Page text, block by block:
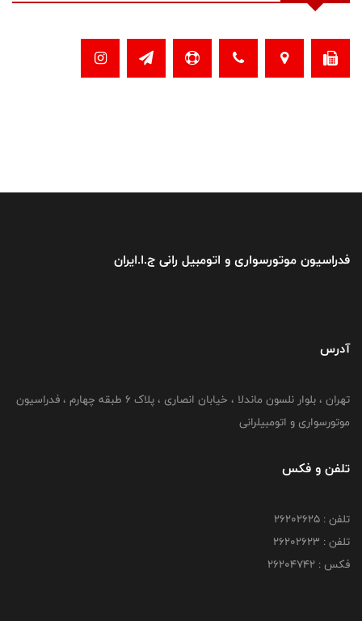
فدراسیون موتورسواری و اتومبیل رانی ج.ا.ایران
آدرس
تهران ، بلوار نلسون ماندلا ، خیابان انصاری ، پلاک ۶ طبقه چهارم ، فدراسیون
موتورسواری و اتومبیلرانی
تلفن و فکس
تلفن : ۲۶۲۰۲۶۲۵
تلفن : ۲۶۲۰۲۶۲۳
فکس : ۲۶۲۰۴۷۴۲